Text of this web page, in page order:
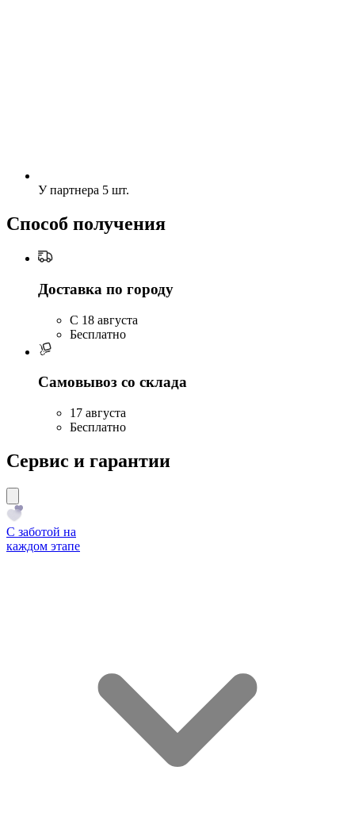
У партнера 5 шт.
Способ получения
Доставка по городу
C 18 августа
Бесплатно
Самовывоз со склада
17 августа
Бесплатно
Сервис и гарантии
С заботой на
каждом этапе